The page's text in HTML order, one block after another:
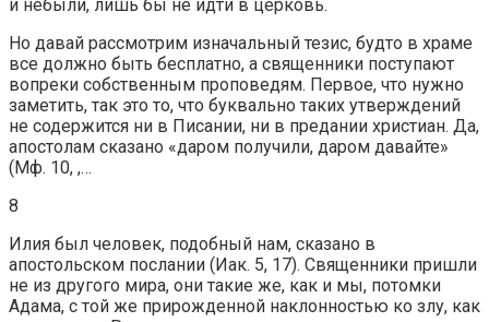
и небыли, лишь бы не идти в церковь.
Но давай рассмотрим изначальный тезис, будто в храме
все должно быть бесплатно, а священники поступают
вопреки собственным проповедям. Первое, что нужно
заметить, так это то, что буквально таких утверждений
не содержится ни в Писании, ни в предании христиан. Да,
апостолам сказано «даром получили, даром давайте»
(Мф. 10, ,…
8
Илия был человек, подобный нам, сказано в
апостольском послании (Иак. 5, 17). Священники пришли
не из другого мира, они такие же, как и мы, потомки
Адама, с той же прирожденной наклонностью ко злу, как